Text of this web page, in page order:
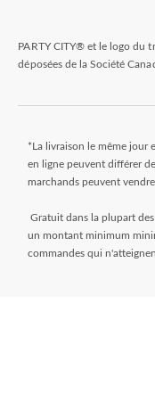
PARTY CITY® et le logo du
déposées de la Société
*La livraison le même jour
en ligne peuvent différer
marchands peuvent
Gratuit dans la plupart
un montant minimum
commandes qui